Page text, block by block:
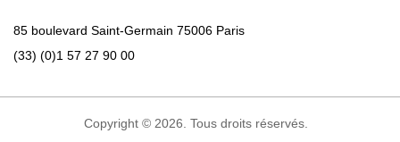
85 boulevard Saint-Germain 75006 Paris
(33) (0)1 57 27 90 00
Copyright © 2026. Tous droits réservés.